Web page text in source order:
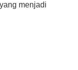
menjadi